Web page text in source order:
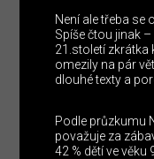
Není ale třeba se
Spíše čtou jinak
21.století zkrátka
omezily na pár
dlouhé texty a
Podle průzkumu
považuje za
42 % dětí ve věku